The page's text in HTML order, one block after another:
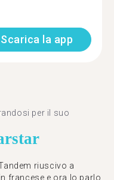
Scarica la app
per il suo
star
riuscivo a
francese e ora lo parlo